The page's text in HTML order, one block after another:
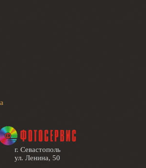
г. Севастополь
ул. Ленина, 50